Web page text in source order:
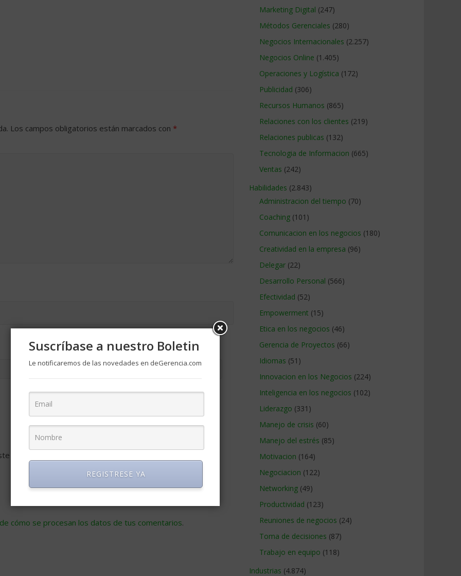
Los campos obligatorios están marcados con *
navegador para la próxima vez que comente.
cómo se procesan los datos de tus comentarios.
Marketing Digital (247)
Métodos Gerenciales (280)
Negocios Internacionales (2.257)
Negocios Online (1.405)
Operaciones y Logística (172)
Publicidad (306)
Recursos Humanos (865)
Relaciones con los clientes (219)
Relaciones publicas (132)
Tecnologia de Informacion (665)
Ventas (242)
Habilidades (2.843)
Administracion del tiempo (70)
Coaching (101)
Comunicacion en los negocios (180)
Creatividad en la empresa (96)
Delegar (22)
Desarrollo Personal (566)
Efectividad (52)
Empowerment (15)
Etica en los negocios (46)
Gerencia de Proyectos (66)
Idiomas (51)
Innovacion en los Negocios (224)
Inteligencia en los negocios (102)
Liderazgo (331)
Manejo de crisis (60)
Manejo del estrés (85)
Motivacion (164)
Negociacion (122)
Networking (49)
Productividad (123)
Reuniones de negocios (24)
Toma de decisiones (87)
Trabajo en equipo (118)
Industrias (4.874)
Suscríbase a nuestro Boletin
Le notificaremos de las novedades en deGerencia.com
REGISTRESE YA